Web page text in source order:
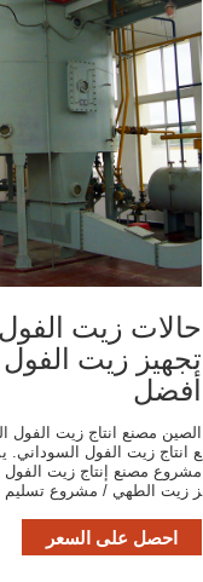
حالات زيت
تجهيز زيت
أفضل
الصين مصنع انتاج زيت الفول
ع انتاج زيت الفول السوداني.
مشروع مصنع إنتاج زيت
ز زيت الطهي / مشروع تسليم
احصل على السعر